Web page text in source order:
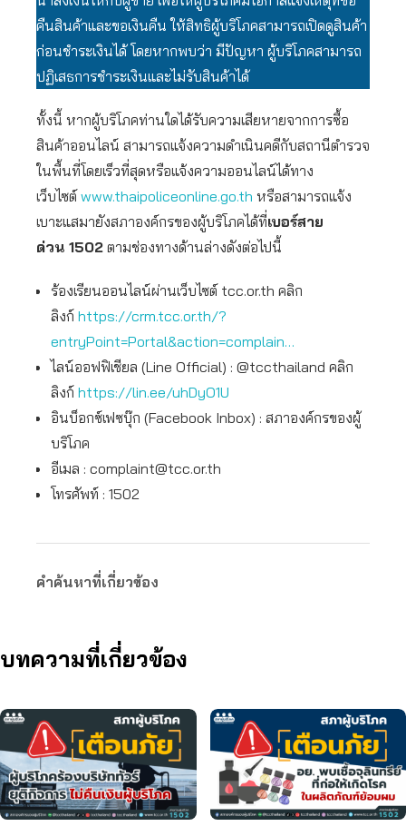
คืนสินค้าและขอเงินคืน ให้สิทธิผู้บริโภคสามารถเปิดดูสินค้า
ก่อนชำระเงินได้ โดยหากพบว่า มีปัญหา ผู้บริโภคสามารถ
ปฏิเสธการชำระเงินและไม่รับสินค้าได้
ทั้งนี้ หากผู้บริโภคท่านใดได้รับความเสียหายจากการซื้อ
สินค้าออนไลน์ สามารถแจ้งความดำเนินคดีกับสถานีตำรวจ
ในพื้นที่โดยเร็วที่สุดหรือแจ้งความออนไลน์ได้ทาง
เว็บไซต์ www.thaipoliceonline.go.th หรือสามารถแจ้ง
เบาะแสมายังสภาองค์กรของผู้บริโภคได้ที่เบอร์สาย
ด่วน 1502 ตามช่องทางด้านล่างดังต่อไปนี้
ร้องเรียนออนไลน์ผ่านเว็บไซต์ tcc.or.th คลิก
ลิงก์ https://crm.tcc.or.th/?
entryPoint=Portal&action=complain…
ไลน์ออฟฟิเชียล (Line Official) : @tccthailand คลิก
ลิงก์ https://lin.ee/uhDyO1U
อินบ็อกซ์เฟซบุ๊ก (Facebook Inbox) : สภาองค์กรของผู้
บริโภค
อีเมล : complaint@tcc.or.th
โทรศัพท์ : 1502
คำค้นหาที่เกี่ยวข้อง
บทความที่เกี่ยวข้อง